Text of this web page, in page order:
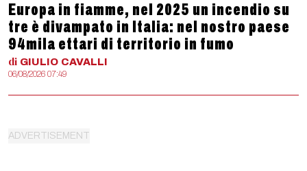
Europa in fiamme, nel 2025 un incendio su
tre è divampato in Italia: nel nostro paese
94mila ettari di territorio in fumo
di GIULIO CAVALLI
06/08/2026 07:49